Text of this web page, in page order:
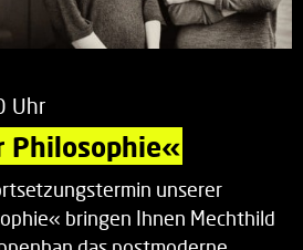
Uhr
Philosophie«
unserer
bringen Ihnen Mechthild